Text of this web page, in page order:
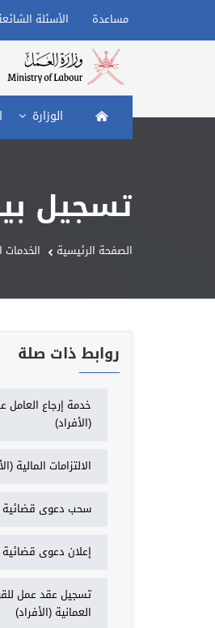
مساعدة الأسئلة
الصفحة الرئيسية
الوزارة
تسجيل
الصفحة الرئيسية الخدمات
روابط ذات صلة
خدمة إرجاع
(الأفراد)
الالتزامات المالية
سحب دعوى قضائية
إعلان دعوى قضائية
تسجيل عقد عمل
العمانية (الأفراد)